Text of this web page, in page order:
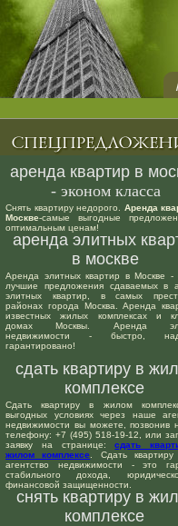
аренда квартир в
- эконом класса
Снять квартиру недорого. Аренда
Москве-самые выгодные
оптимальным ценам!
аренда элитных
в москве
Аренда элитных квартир в Москве -
лучшие предложения сдаваемых в
элитных квартир, в самых
районах города Москва. Аренда
известных жилых комплексах и
домах Москвы. Аренда
недвижимости - быстро,
гарантировано!
сдать квартиру в
комплексе
Сдать квартиру в жилом
выгодных условиях через наше
недвижимости вы можете, позвонив
телефону: +7 (495) 518-19-12, или
заявку на странице:сдать
жилом комплексе . Сдать квартиру
агентство недвижимости - это
стабильного дохода,
финансовой защищенности.
снять квартиру в
комплексе